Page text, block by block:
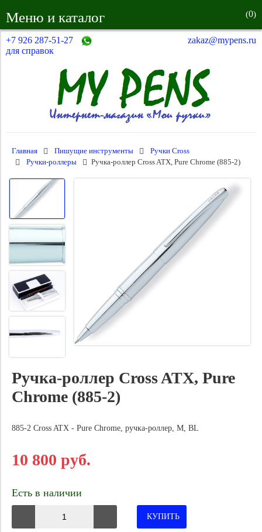
Меню и каталог (0)
+7 926 287-51-27
для справок
zakaz@mypens.ru
Главная Пишущие инструменты
Ручки Cross
Ручки-роллеры
Ручка-роллер Cross ATX, Pure Chrome (885-2)
Ручка-роллер Cross ATX, Pure
Chrome (885-2)
885-2 Cross ATX - Pure Chrome, ручка-роллер, M, BL
10 800 руб.
Есть в наличии
КУПИТЬ